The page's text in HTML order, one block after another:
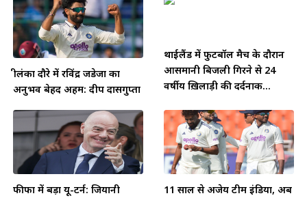
श्रीलंका दौरे में रविंद्र जडेजा का
अनुभव बेहद अहम: दीप दासगुप्ता
थाईलैंड में फुटबॉल मैच के दौरान
आसमानी बिजली गिरने से 24
वर्षीय ख़िलाड़ी की दर्दनाक...
फीफा में बड़ा यू-टर्न: जियानी
11 साल से अजेय टीम इंडिया, अब